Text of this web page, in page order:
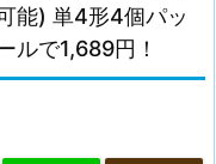
能) 単4形4個パッ
ルで1,689円！